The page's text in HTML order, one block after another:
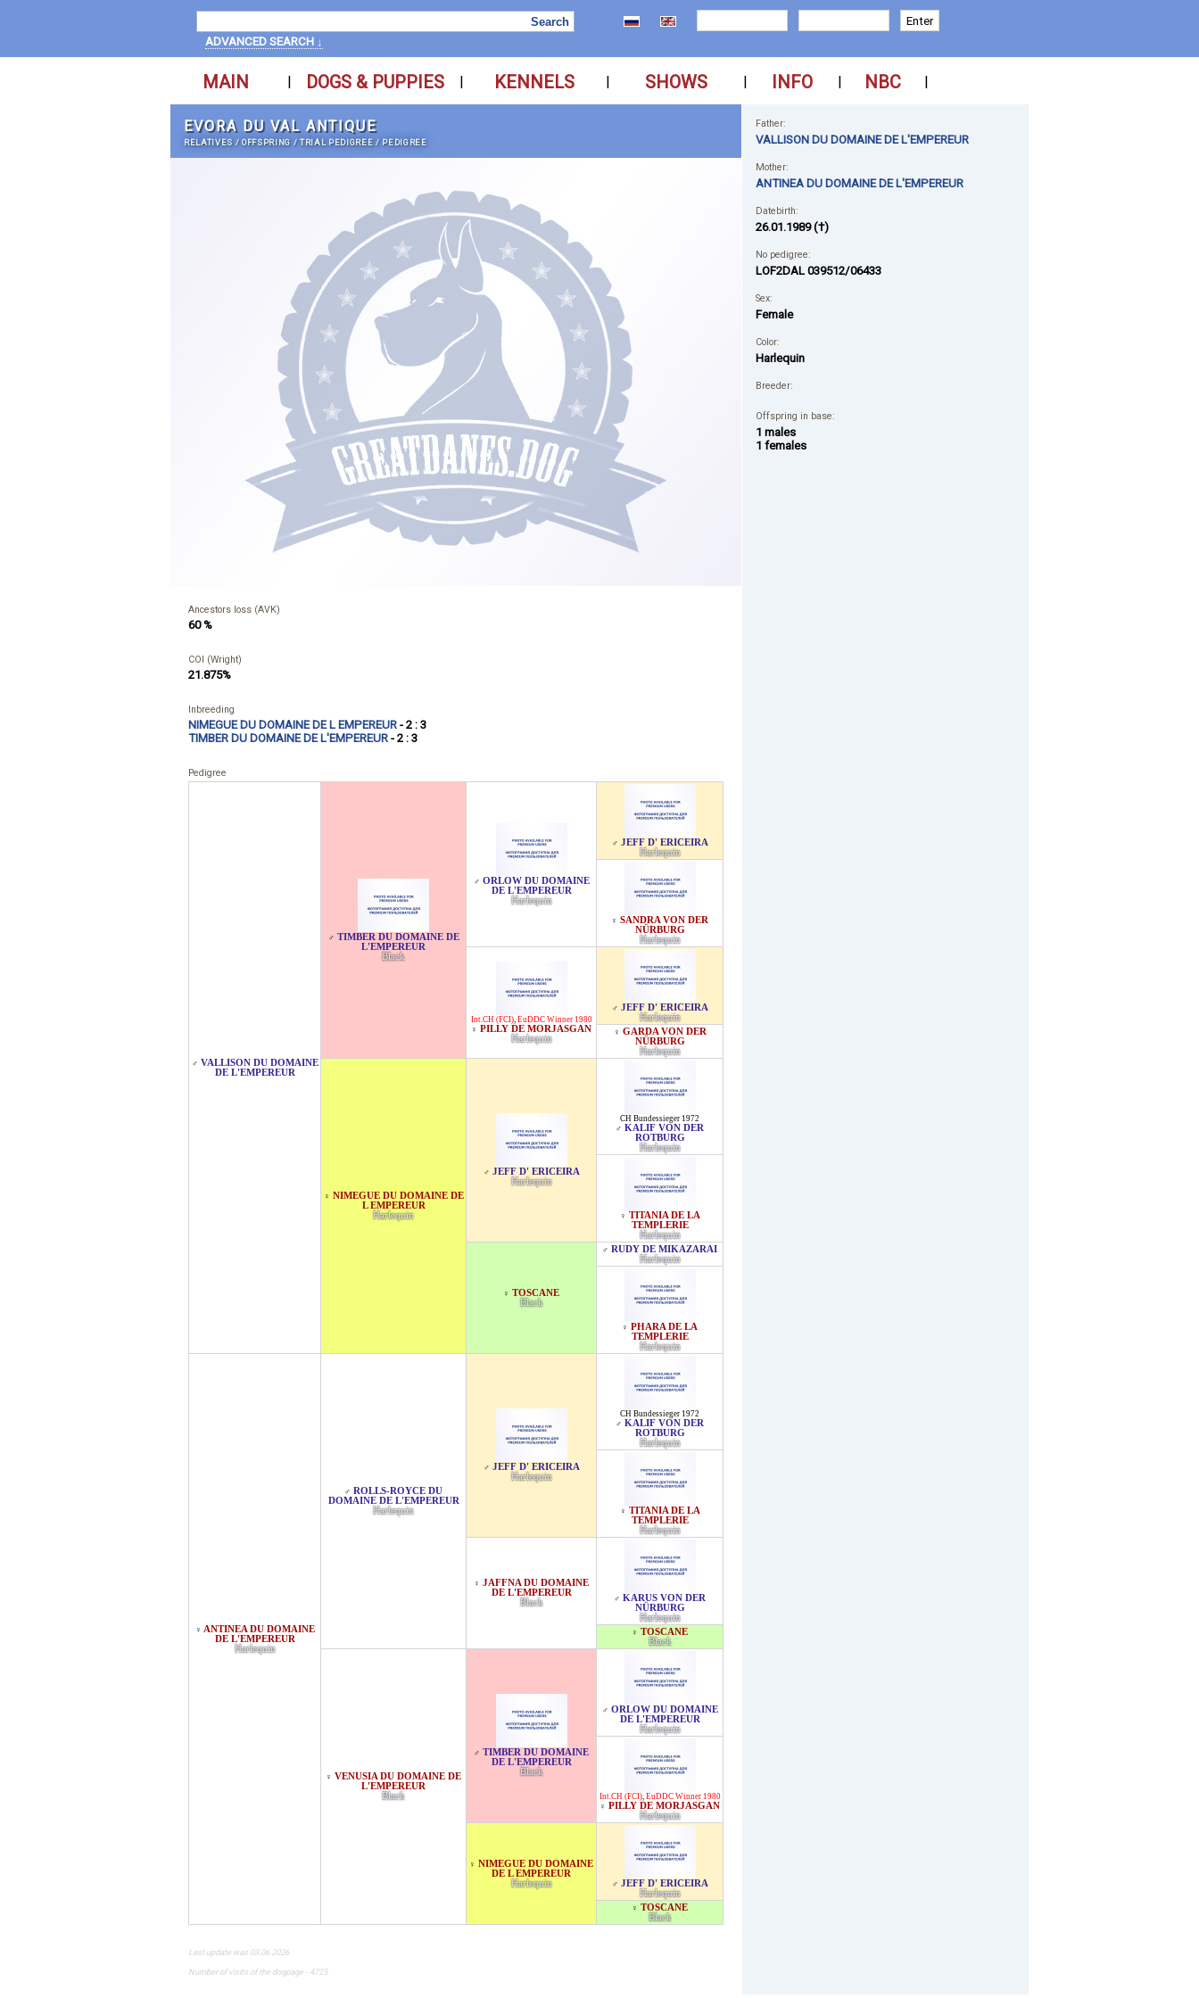
ADVANCED SEARCH ↓
MAIN | DOGS & PUPPIES | KENNELS | SHOWS | INFO | NBC |
EVORA DU VAL ANTIQUE
RELATIVES /OFFSPRING /TRIAL PEDIGREE / PEDIGREE
Ancestors loss (AVK)
60 %
COI (Wright)
21.875%
Inbreeding
NIMEGUE DU DOMAINE DE L EMPEREUR - 2 : 3
TIMBER DU DOMAINE DE L'EMPEREUR - 2 : 3
Pedigree
♂ VALLISON DU DOMAINE
DE L'EMPEREUR
♂ TIMBER DU DOMAINE DE
L'EMPEREUR
Black
♂ ORLOW DU DOMAINE
DE L'EMPEREUR
Harlequin
♂ JEFF D' ERICEIRA
Harlequin
♀ SANDRA VON DER
NÜRBURG
Harlequin
Int.CH (FCI), EuDDC Winner 1980
♀ PILLY DE MORJASGAN
Harlequin
♂ JEFF D' ERICEIRA
Harlequin
♀ GARDA VON DER
NÜRBURG
Harlequin
♀ NIMEGUE DU DOMAINE DE
L EMPEREUR
Harlequin
♂ JEFF D' ERICEIRA
Harlequin
CH Bundessieger 1972
♂ KALIF VON DER
ROTBURG
Harlequin
♀ TITANIA DE LA
TEMPLERIE
Harlequin
♀ TOSCANE
Black
♂ RUDY DE MIKAZARAI
Harlequin
♀ PHARA DE LA
TEMPLERIE
Harlequin
♀ ANTINEA DU DOMAINE
DE L'EMPEREUR
Harlequin
♂ ROLLS-ROYCE DU
DOMAINE DE L'EMPEREUR
Harlequin
♂ JEFF D' ERICEIRA
Harlequin
CH Bundessieger 1972
♂ KALIF VON DER
ROTBURG
Harlequin
♀ TITANIA DE LA
TEMPLERIE
Harlequin
♀ JAFFNA DU DOMAINE
DE L'EMPEREUR
Black
♂ KARUS VON DER
NÜRBURG
Harlequin
♀ TOSCANE
Black
♀ VENUSIA DU DOMAINE DE
L'EMPEREUR
Black
♂ TIMBER DU DOMAINE
DE L'EMPEREUR
Black
♂ ORLOW DU DOMAINE
DE L'EMPEREUR
Harlequin
Int.CH (FCI), EuDDC Winner 1980
♀ PILLY DE MORJASGAN
Harlequin
♀ NIMEGUE DU DOMAINE
DE L EMPEREUR
Harlequin
♂ JEFF D' ERICEIRA
Harlequin
♀ TOSCANE
Black
Last update was 03.06.2026
Number of visits of the dogpage - 4723
Father:
VALLISON DU DOMAINE DE L'EMPEREUR
Mother:
ANTINEA DU DOMAINE DE L'EMPEREUR
Datebirth:
26.01.1989 (†)
No pedigree:
LOF2DAL 039512/06433
Sex:
Female
Color:
Harlequin
Breeder:
Offspring in base:
1 males
1 females